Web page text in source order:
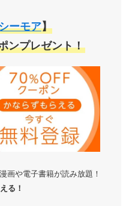
ーモア】
ンプレゼント！
画や電子書籍が読み放題！
る！